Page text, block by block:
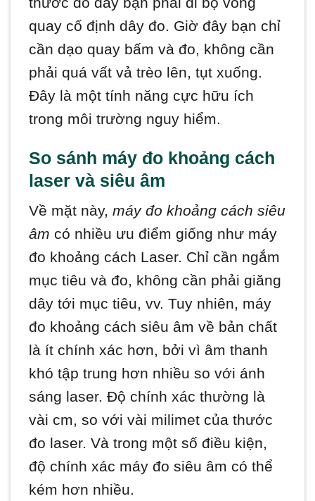
quay cố định dây đo. Giờ đây bạn chỉ
cần dạo quay bấm và đo, không cần
phải quá vất vả trèo lên, tụt xuống.
Đây là một tính năng cực hữu ích
trong môi trường nguy hiểm.
So sánh máy đo khoảng cách
laser và siêu âm
Về mặt này,máy đo khoảng cách siêu
âm có nhiều ưu điểm giống như máy
đo khoảng cách Laser. Chỉ cần ngắm
mục tiêu và đo, không cần phải giăng
dây tới mục tiêu, vv. Tuy nhiên, máy
đo khoảng cách siêu âm về bản chất
là ít chính xác hơn, bởi vì âm thanh
khó tập trung hơn nhiều so với ánh
sáng laser. Độ chính xác thường là
vài cm, so với vài milimet của thước
đo laser. Và trong một số điều kiện,
độ chính xác máy đo siêu âm có thể
kém hơn nhiều.